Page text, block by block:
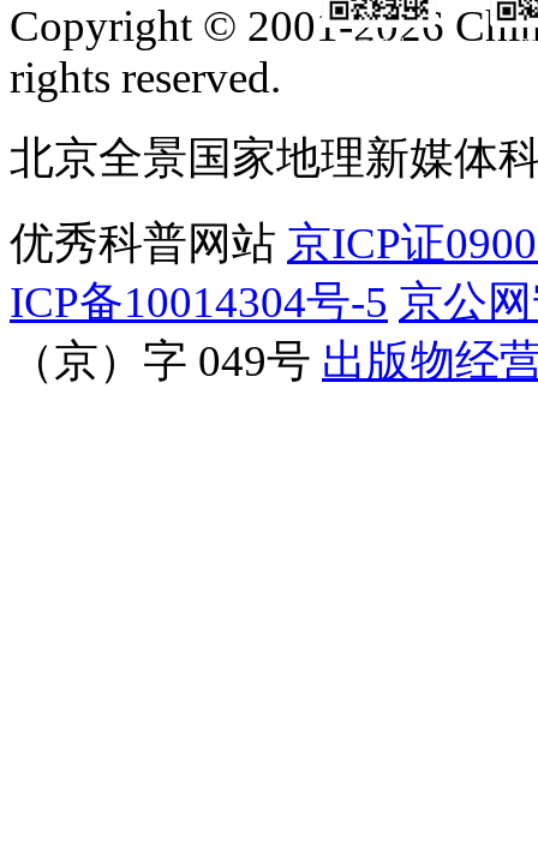
订阅号
Copyright © 2001-2026
rights reserved.
北京全景国家地理新媒体
优秀科普网站 京ICP证
ICP备10014304号-5 京公
（京）字 049号 出版物经